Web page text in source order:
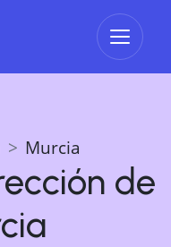
Abrir
Murcia
de